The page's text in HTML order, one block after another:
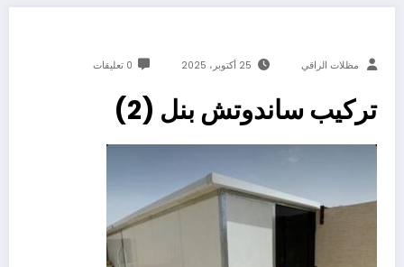
مظلات الراقي 25 أكتوبر، 2025 0 تعليقات
تركيب ساندوتش بنل (2)